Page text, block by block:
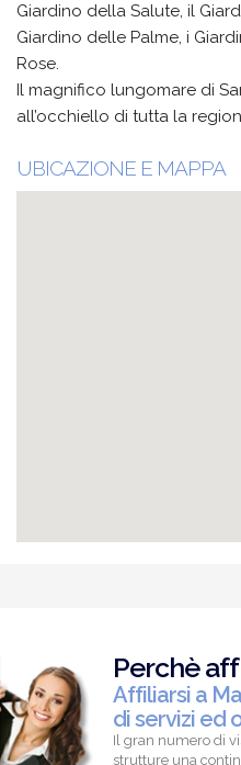
Giardino della Salute, il
Giardino delle Palme, i
Rose.
Il magnifico lungomare di
all’occhiello di tutta la
UBICAZIONE E MAPPA
Perchè
Affiliarsi a
di servizi ed
Il gran numero di
strutture una